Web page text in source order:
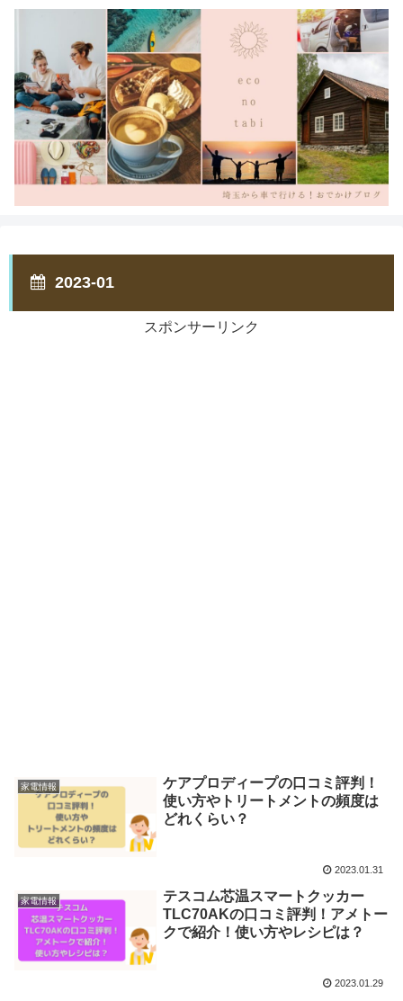
2023-01
スポンサーリンク
家電情報
ケアプロディープの口コミ評判！
使い方やトリートメントの頻度は
どれくらい？
2023.01.31
家電情報
テスコム芯温スマートクッカー
TLC70AKの口コミ評判！アメトー
クで紹介！使い方やレシピは？
2023.01.29